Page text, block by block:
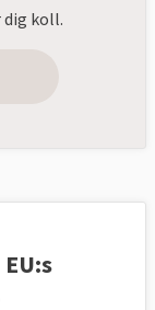
dig koll.